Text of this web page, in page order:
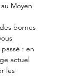
Moyen
bornes
: en
actuel
les